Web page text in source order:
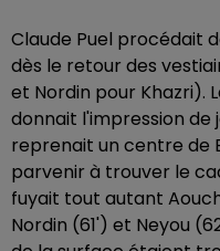
Claude Puel procédait
dès le retour des
et Nordin pour Khazri).
donnait l'impression de
reprenait un centre de
parvenir à trouver le
fuyait tout autant
Nordin (61') et Neyou